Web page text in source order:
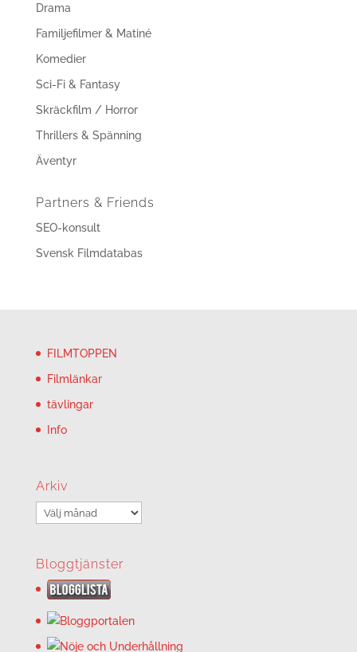
Drama
Familjefilmer & Matiné
Komedier
Sci-Fi & Fantasy
Skräckfilm / Horror
Thrillers & Spänning
Äventyr
Partners & Friends
SEO-konsult
Svensk Filmdatabas
FILMTOPPEN
Filmlänkar
tävlingar
Info
Arkiv
Arkiv
Bloggtjänster